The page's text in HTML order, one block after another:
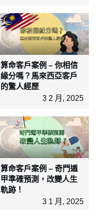
算命客戶案例 – 你相信
緣分嗎？馬來西亞客戶
的驚人經歷
3 2 月, 2025
算命客戶案例 – 奇門遁
甲準確預測，改變人生
軌跡！
3 1 月, 2025